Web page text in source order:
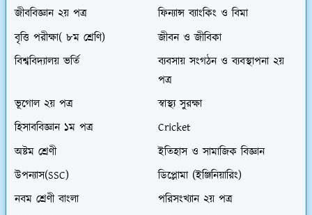
জীববিজ্ঞান ২য় পত্র
ফিন্যান্স ব্যাংকিং ও বিমা
বৃত্তি পরীক্ষা( ৮ম শ্রেণি)
জীবন ও জীবিকা
বিশ্ববিদ্যালয় ভর্তি
ব্যবসায় সংগঠন ও ব্যবস্থাপনা ২য়
পত্র
ভূগোল ২য় পত্র
স্বাস্থ্য সুরক্ষা
হিসাববিজ্ঞান ১ম পত্র
Cricket
অষ্টম শ্রেণী
ইতিহাস ও সামাজিক বিজ্ঞান
উপন্যাস(SSC)
ডিপ্লোমা (ইঞ্জিনিয়ারিং)
নবম শ্রেণী বাংলা
পরিসংখ্যান ২য় পত্র